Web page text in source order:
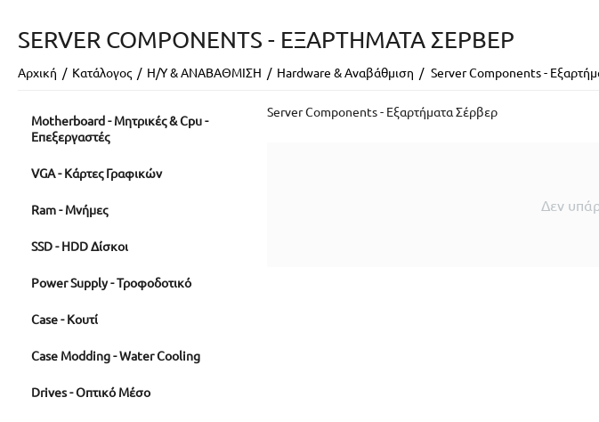
SERVER COMPONENTS - ΕΞΑΡΤΉΜΑΤΑ ΣΈΡΒΕΡ
Αρχική / Κατάλογος / Η/Υ & ΑΝΑΒΑΘΜΙΣΗ / Hardware & Αναβάθμιση / Server Components -
Server Components - Εξαρτήματα Σέρβερ
Δεν
Motherboard - Μητρικές & Cpu -
Επεξεργαστές
VGA - Κάρτες Γραφικών
Ram - Μνήμες
SSD - HDD Δίσκοι
Power Supply - Τροφοδοτικό
Case - Κουτί
Case Modding - Water Cooling
Drives - Οπτικό Μέσο